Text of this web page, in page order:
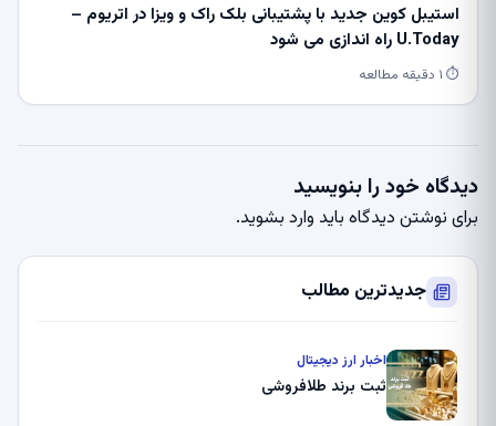
استیبل کوین جدید با پشتیبانی بلک راک و ویزا در اتریوم –
U.Today راه اندازی می شود
⏱ ۱ دقیقه مطالعه
دیدگاه خود را بنویسید
برای نوشتن دیدگاه باید وارد بشوید.
جدیدترین مطالب
اخبار ارز دیجیتال
ثبت برند طلافروشی